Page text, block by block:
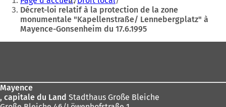
êtesDécret-loi relatif à la protection de la zone
monumentale "Kapellenstraße/ Lennebergplatz" à
Mayence-Gonsenheim du 17.6.1995
Mayence
, capitale du Land Stadthaus Große Bleiche